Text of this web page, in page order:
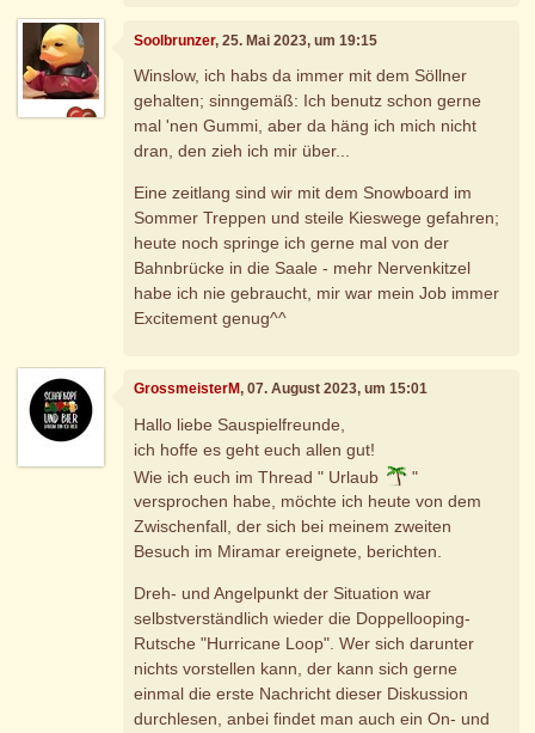
Soolbrunzer, 25. Mai 2023, um 19:15
Winslow, ich habs da immer mit dem Söllner
gehalten; sinngemäß: Ich benutz schon gerne
mal 'nen Gummi, aber da häng ich mich nicht
dran, den zieh ich mir über...
Eine zeitlang sind wir mit dem Snowboard im
Sommer Treppen und steile Kieswege gefahren;
heute noch springe ich gerne mal von der
Bahnbrücke in die Saale - mehr Nervenkitzel
habe ich nie gebraucht, mir war mein Job immer
Excitement genug^^
GrossmeisterM, 07. August 2023, um 15:01
Hallo liebe Sauspielfreunde,
ich hoffe es geht euch allen gut!
Wie ich euch im Thread " Urlaub
"
versprochen habe, möchte ich heute von dem
Zwischenfall, der sich bei meinem zweiten
Besuch im Miramar ereignete, berichten.
Dreh- und Angelpunkt der Situation war
selbstverständlich wieder die Doppellooping-
Rutsche "Hurricane Loop". Wer sich darunter
nichts vorstellen kann, der kann sich gerne
einmal die erste Nachricht dieser Diskussion
durchlesen, anbei findet man auch ein On- und